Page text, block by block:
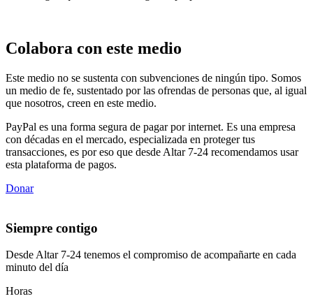
Colabora con este medio
Este medio no se sustenta con subvenciones de ningún tipo. Somos
un medio de fe, sustentado por las ofrendas de personas que, al igual
que nosotros, creen en este medio.
PayPal es una forma segura de pagar por internet. Es una empresa
con décadas en el mercado, especializada en proteger tus
transacciones, es por eso que desde Altar 7-24 recomendamos usar
esta plataforma de pagos.
Donar
Siempre contigo
Desde Altar 7-24 tenemos el compromiso de acompañarte en cada
minuto del día
Horas